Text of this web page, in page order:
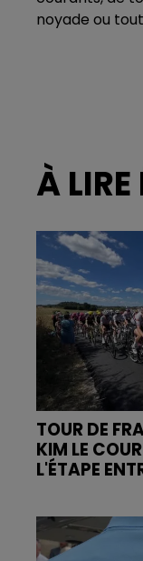
noyade ou
À LIRE
TOUR DE
KIM LE
L'ÉTAPE